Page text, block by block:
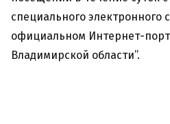
специального электронного
официальном Интернет-
Владимирской области”.